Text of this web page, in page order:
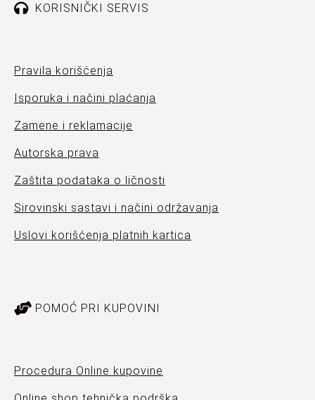
KORISNIČKI SERVIS
Pravila korišćenja
Isporuka i načini plaćanja
Zamene i reklamacije
Autorska prava
Zaštita podataka o ličnosti
Sirovinski sastavi i načini održavanja
Uslovi korišćenja platnih kartica
POMOĆ PRI KUPOVINI
Procedura Online kupovine